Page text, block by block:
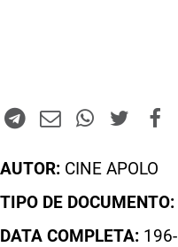
AUTOR: CINE APOLO
TIPO DE DOCUMENTO:
DATA COMPLETA: 196-